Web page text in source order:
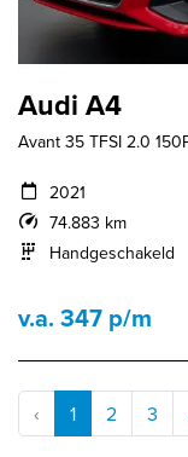
Audi A4
Avant 35 TFSI 2.0
2021
74.883 km
Handgeschakeld
v.a. 347 p/m
‹ 1 2 3